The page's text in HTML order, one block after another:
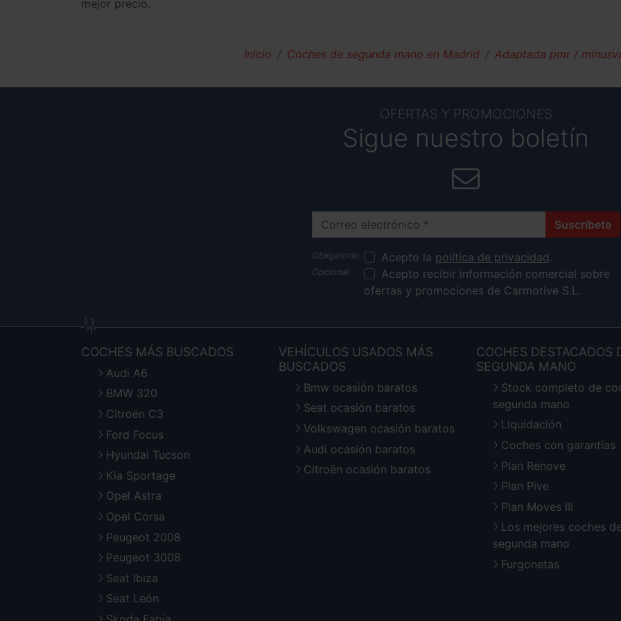
mejor precio.
Inicio Coches de segunda mano en Madrid Adaptada pmr /
OFERTAS Y PROMOCIONES
Sigue nuestro boletín
Correo electrónico Suscríbete
Acepto la política de privacidad.
Acepto recibir información comercial sobre
ofertas y promociones de Carmotive S.L.
COCHES MÁS BUSCADOS
Audi A6
BMW 320
Citroën C3
Ford Focus
Hyundai Tucson
Kia Sportage
Opel Astra
Opel Corsa
Peugeot 2008
Peugeot 3008
Seat Ibiza
Seat León
VEHÍCULOS USADOS MÁS
BUSCADOS
Bmw ocasión baratos
Seat ocasión baratos
Volkswagen ocasión baratos
Audi ocasión baratos
Citroën ocasión baratos
COCHES DESTACADOS
SEGUNDA MANO
Stock completo de
segunda mano
Liquidación
Coches con garantías
Plan Renove
Plan Pive
Plan Moves III
Los mejores coches de
segunda mano
Furgonetas